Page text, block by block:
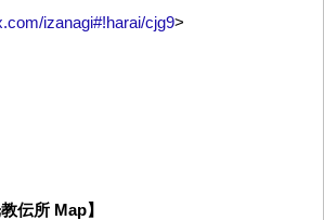
izanagi#!harai/cjg9>
伝所 Map】